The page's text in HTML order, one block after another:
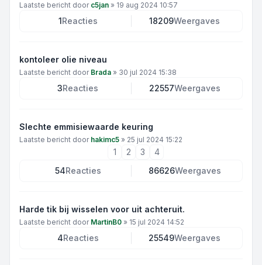
Laatste bericht door c5jan » 19 aug 2024 10:57
1Reacties 18209Weergaves
kontoleer olie niveau
Laatste bericht door Brada » 30 jul 2024 15:38
3Reacties 22557Weergaves
Slechte emmisiewaarde keuring
Laatste bericht door hakimc5 » 25 jul 2024 15:22
1 2 3
4
54Reacties 86626Weergaves
Harde tik bij wisselen voor uit achteruit.
Laatste bericht door MartinB0 » 15 jul 2024 14:52
4Reacties 25549Weergaves